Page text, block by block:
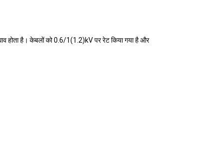
होता है। केबलों को 0.6/1(1.2)kV पर रेट किया गया है और